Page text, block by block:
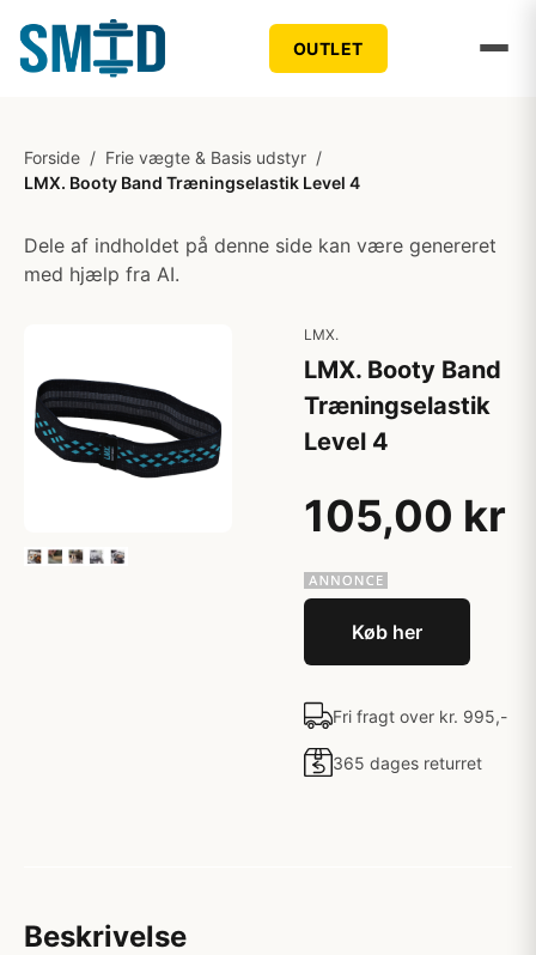
OUTLET
Forside / Frie vægte & Basis udstyr /
LMX. Booty Band Træningselastik Level 4
Dele af indholdet på denne side kan være genereret
med hjælp fra AI.
LMX.
LMX. Booty Band
Træningselastik
Level 4
105,00 kr
Køb her
Fri fragt over kr. 995,-
365 dages returret
Beskrivelse